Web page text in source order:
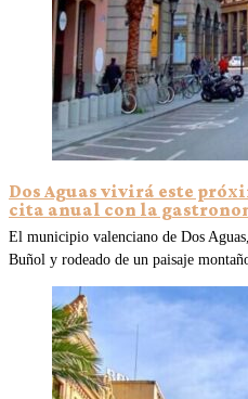
Dos Aguas vivirá este
cita anual con la
El municipio valenciano de Dos
Buñol y rodeado de un paisaje